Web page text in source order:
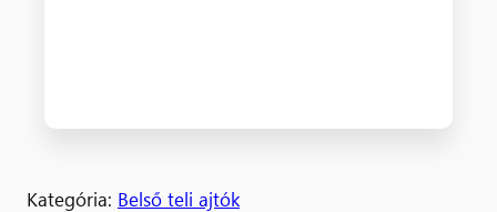
Kategória: Belső teli ajtók